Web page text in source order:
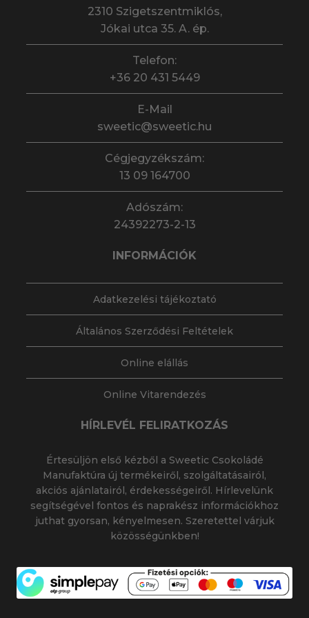
2310 Szigetszentmiklós,
Jókai utca 35. A. ép.
Telefon:
+36 20 431 5449
E-Mail
sweetic@sweetic.hu
Cégjegyzékszám:
13 09 164700
Adószám:
24392273-2-13
INFORMÁCIÓK
Adatkezelési tájékoztató
Általános Szerződési Feltételek
Online elállás
Online Vitarendezés
HÍRLEVÉL FELIRATKOZÁS
Értesüljön első kézből a Sweetic Csokoládé
Manufaktúra új termékeiről, szolgáltatásairól,
akciós ajánlatairól, érdekességeiről. Hírlevelünk
segítségével fontos és naprakész információkhoz
juthat gyorsan, kényelmesen. Szeretettel várjuk
közösségünkben!